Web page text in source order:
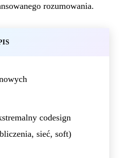
rozumowania.
codesign
sieć, soft)